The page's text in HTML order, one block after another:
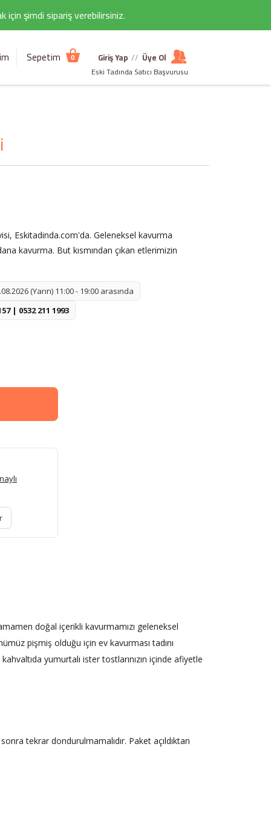
için şimdi sipariş verebilirsiniz.
Sepetim 0 Giriş Yap // Üye Ol
Eski Tadında Satıcı Başvurusu
Eskitadinda.com'da. Geleneksel kavurma
kavurma. But kısmından çıkan etlerimizin
(Yarın) 11:00 - 19:00 arasında
| 0532 211 1993
doğal içerikli kavurmamızı geleneksel
pişmiş olduğu için ev kavurması tadını
yumurtalı ister tostlarınızın içinde afiyetle
tekrar dondurulmamalıdır. Paket açıldıktan